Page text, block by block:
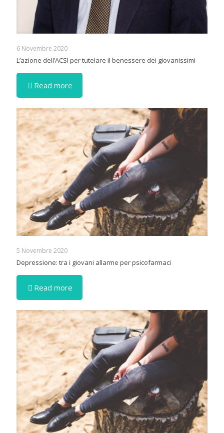
6 Novembre 2020
L’azione dell’ACSI per tutelare il benessere dei giovanissimi
Read more
5 Novembre 2020
Depressione: tra i giovani allarme per psicofarmaci
Read more